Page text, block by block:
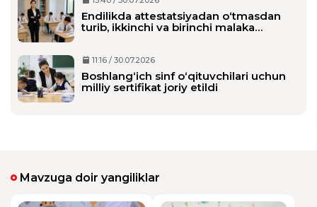
Endilikda attestatsiyadan o‘tmasdan
turib, ikkinchi va birinchi malaka
11:16 / 30.07.2026
Boshlang‘ich sinf o‘qituvchilari uchun
milliy sertifikat joriy etildi
Mavzuga doir yangiliklar